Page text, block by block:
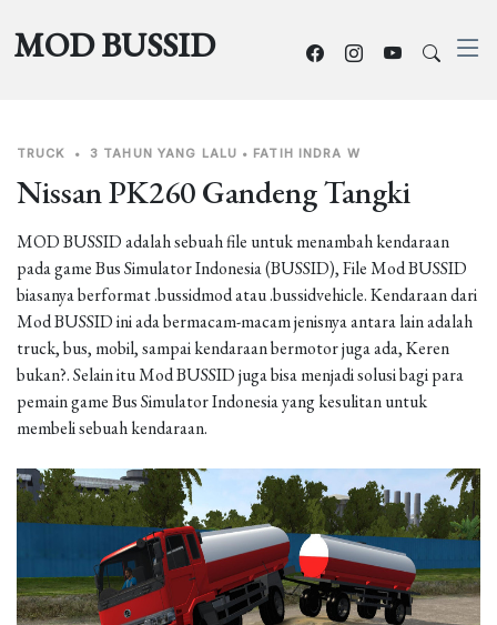
MOD BUSSID
TRUCK • 3 TAHUN YANG LALU • FATIH INDRA W
Nissan PK260 Gandeng Tangki
MOD BUSSID adalah sebuah file untuk menambah kendaraan
pada game Bus Simulator Indonesia (BUSSID), File Mod BUSSID
biasanya berformat .bussidmod atau .bussidvehicle. Kendaraan dari
Mod BUSSID ini ada bermacam-macam jenisnya antara lain adalah
truck, bus, mobil, sampai kendaraan bermotor juga ada, Keren
bukan?. Selain itu Mod BUSSID juga bisa menjadi solusi bagi para
pemain game Bus Simulator Indonesia yang kesulitan untuk
membeli sebuah kendaraan.